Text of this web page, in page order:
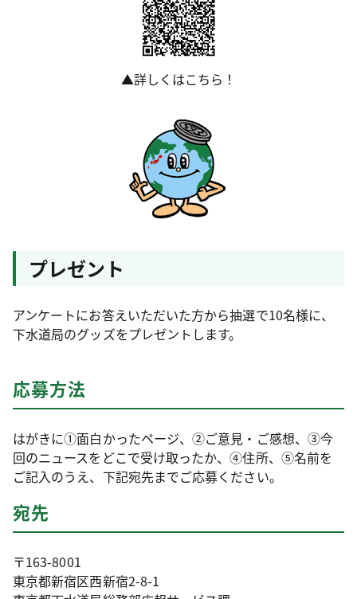
▲詳しくはこちら！
プレゼント
アンケートにお答えいただいた方から抽選で10名様に、
下水道局のグッズをプレゼントします。
応募方法
はがきに①面白かったページ、②ご意見・ご感想、③今
回のニュースをどこで受け取ったか、④住所、⑤名前を
ご記入のうえ、下記宛先までご応募ください。
宛先
〒163-8001
東京都新宿区西新宿2-8-1